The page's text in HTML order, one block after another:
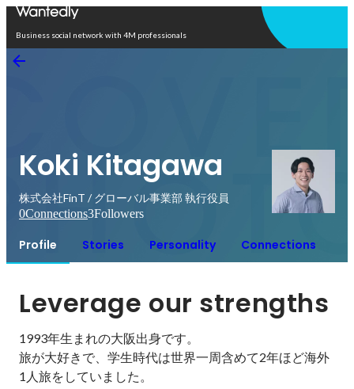
Business social network with 4M professionals
Koki Kitagawa
株式会社FinT / グローバル事業部 執行役員
0Connections3Followers
Profile Stories Personality Connections
Leverage our strengths
1993年生まれの大阪出身です。
旅が大好きで、学生時代は世界一周含めて2年ほど海外
1人旅をしていました。